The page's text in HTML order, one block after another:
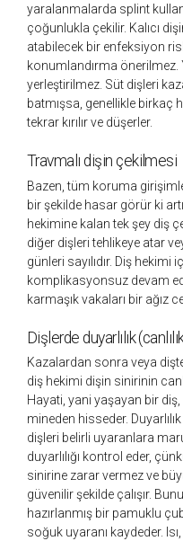
yaralanmalarda splint
çoğunlukla çekilir. Kalıcı
atabilecek bir enfeksiyon
konumlandırma önerilmez.
yerleştirilmez. Süt dişleri
batmışsa, genellikle birkaç
tekrar kırılır ve düşerler.
Travmalı dişin çekilmesi
Bazen, tüm koruma
bir şekilde hasar görür ki
hekimine kalan tek şey diş
diğer dişleri tehlikeye atar
günleri sayılıdır. Diş hekimi
komplikasyonsuz devam
karmaşık vakaları bir ağız
Dişlerde duyarlılık
Kazalardan sonra veya
diş hekimi dişin sinirinin
Hayati, yani yaşayan bir diş,
mineden hisseder.
dişleri belirli uyaranlara
duyarlılığı kontrol eder,
sinirine zarar vermez ve
güvenilir şekilde çalışır.
hazırlanmış bir pamuklu
soğuk uyaranı kaydeder.